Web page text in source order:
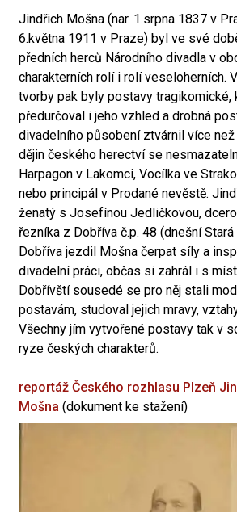
Jindřich Mošna (nar. 1.srpna 1837 v
6.května 1911 v Praze) byl ve své
předních herců Národního divadla v
charakterních rolí i rolí veseloherních.
tvorby pak byly postavy tragikomické,
předurčoval i jeho vzhled a drobná
divadelního působení ztvárnil více
dějin českého herectví se
Harpagon v Lakomci, Vocílka ve
nebo principál v Prodané nevěstě.
ženatý s Josefínou Jedličkovou,
řezníka z Dobříva č.p. 48 (dnešní
Dobříva jezdil Mošna čerpat síly a
divadelní práci, občas si zahrál i s
Dobřívští sousedé se pro něj stali
postavám, studoval jejich mravy,
Všechny jím vytvořené postavy tak v
ryze českých charakterů.
reportáž Českého rozhlasu Plzeň
Mošna (dokument ke stažení)